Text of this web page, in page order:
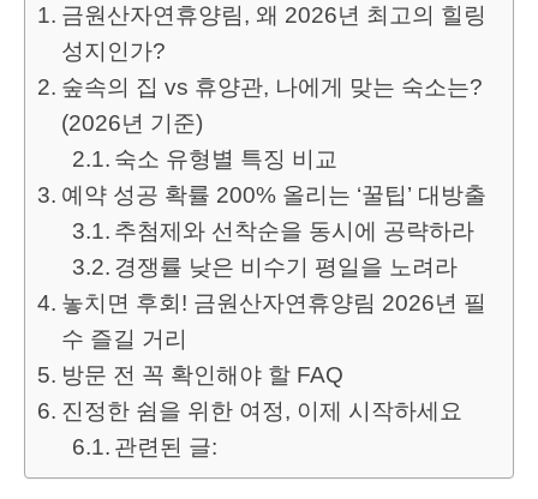
금원산자연휴양림, 왜 2026년 최고의 힐링
성지인가?
숲속의 집 vs 휴양관, 나에게 맞는 숙소는?
(2026년 기준)
숙소 유형별 특징 비교
예약 성공 확률 200% 올리는 ‘꿀팁’ 대방출
추첨제와 선착순을 동시에 공략하라
경쟁률 낮은 비수기 평일을 노려라
놓치면 후회! 금원산자연휴양림 2026년 필
수 즐길 거리
방문 전 꼭 확인해야 할 FAQ
진정한 쉼을 위한 여정, 이제 시작하세요
관련된 글: